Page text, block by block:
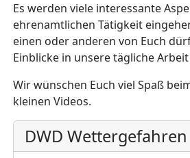
Es werden viele interessante
ehrenamtlichen Tätigkeit
einen oder anderen von Euch
Einblicke in unsere tägliche
Wir wünschen Euch viel Spaß
kleinen Videos.
DWD Wettergefahren